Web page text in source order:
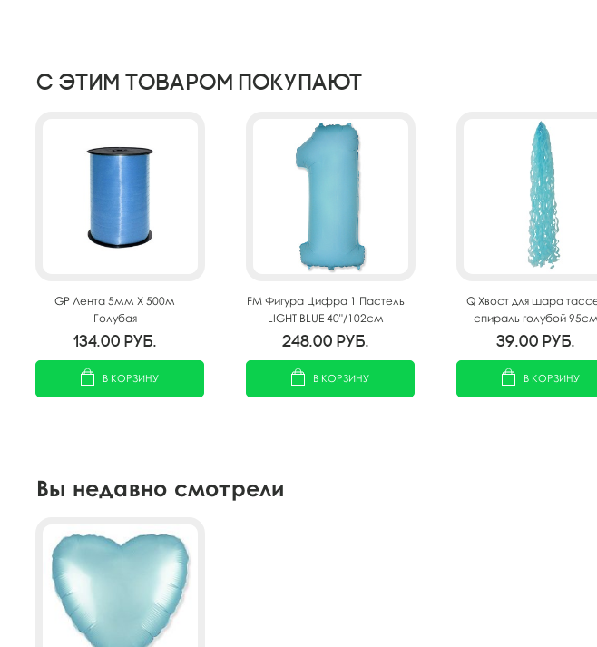
С этим товаром покупают
GP Лента 5мм X 500м
Голубая
134.00 руб.
В КОРЗИНУ
FM Фигура Цифра 1 Пастель
LIGHT BLUE 40"/102см
248.00 руб.
В КОРЗИНУ
Q Хвост для шара
спираль голубой 95см
39.00 руб.
В КОРЗИНУ
Вы недавно смотрели